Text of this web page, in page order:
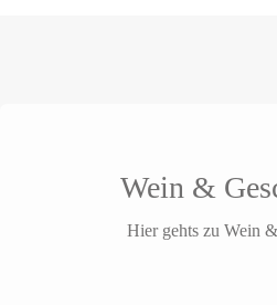
Wein &
Hier gehts zu Wein